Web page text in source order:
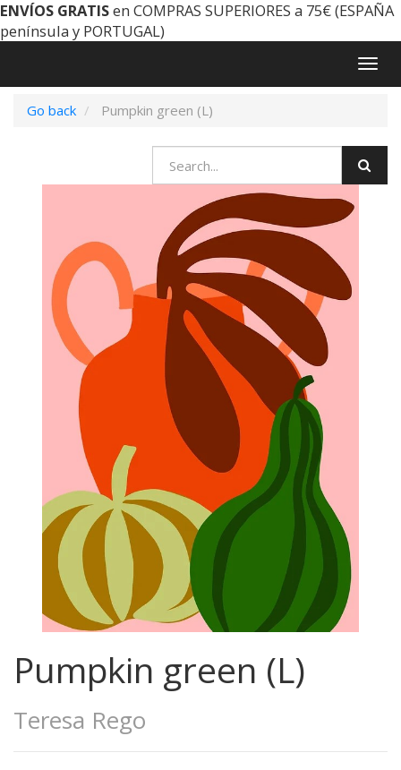
ENVÍOS GRATISen COMPRAS SUPERIORES a 75€ (ESPAÑA
península y PORTUGAL)
Go back
Pumpkin green (L)
Pumpkin green (L)
Teresa Rego